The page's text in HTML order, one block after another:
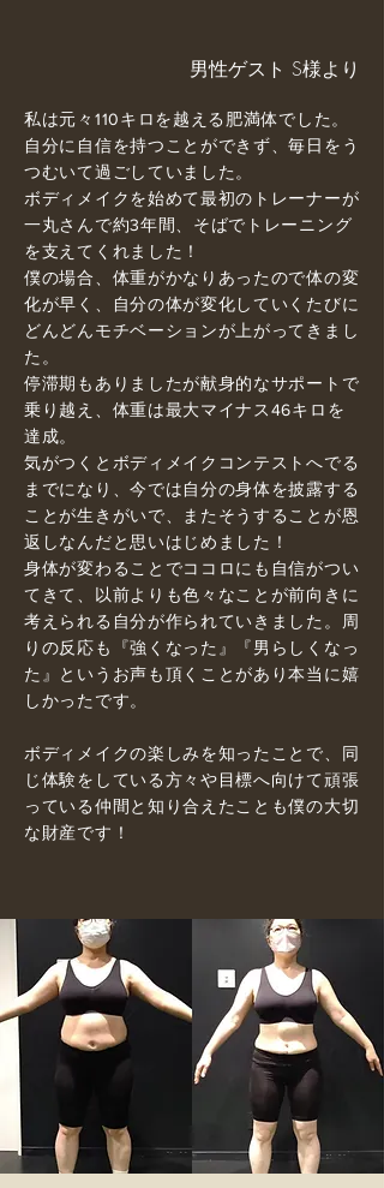
男性ゲスト S様より
私は元々110キロを越える肥満体でした。
自分に自信を持つことができず、毎日をう
つむいて過ごしていました。
ボディメイクを始めて最初のトレーナーが
一丸さんで約3年間、そばでトレーニング
を支えてくれました！
僕の場合、体重がかなりあったので体の変
化が早く、自分の体が変化していくたびに
どんどんモチベーションが上がってきまし
た。
停滞期もありましたが献身的なサポートで
乗り越え、体重は最大マイナス46キロを
達成。
気がつくとボディメイクコンテストへでる
までになり、今では自分の身体を披露する
ことが生きがいで、またそうすることが恩
返しなんだと思いはじめました！
身体が変わることでココロにも自信がつい
てきて、以前よりも色々なことが前向きに
考えられる自分が作られていきました。周
りの反応も『強くなった』『男らしくなっ
た』というお声も頂くことがあり本当に嬉
しかったです。
ボディメイクの楽しみを知ったことで、同
じ体験をしている方々や目標へ向けて頑張
っている仲間と知り合えたことも僕の大切
な財産です！